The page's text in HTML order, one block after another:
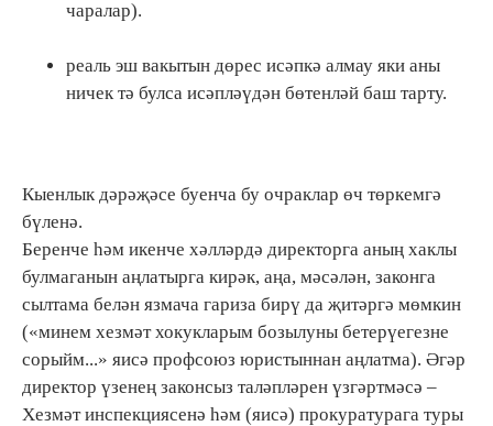
чаралар).
реаль эш вакытын дөрес исәпкә алмау яки аны
ничек тә булса исәпләүдән бөтенләй баш тарту.
Кыенлык дәрәҗәсе буенча бу очраклар өч төркемгә
бүленә.
Беренче һәм икенче хәлләрдә директорга аның хаклы
булмаганын аңлатырга кирәк, аңа, мәсәлән, законга
сылтама белән язмача гариза бирү да җитәргә мөмкин
(«минем хезмәт хокукларым бозылуны бетерүегезне
сорыйм...» яисә профсоюз юристыннан аңлатма). Әгәр
директор үзенең законсыз таләпләрен үзгәртмәсә –
Хезмәт инспекциясенә һәм (яисә) прокуратурага туры